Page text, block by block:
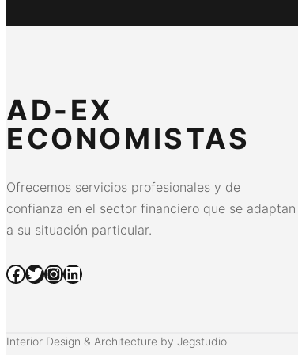
AD-EX
ECONOMISTAS
Ofrecemos servicios profesionales y de
confianza en el sector financiero que se adaptan
a su situación particular.
Facebook Twitter InstagramLinkedIn
Interior Design & Architecture by Jegstudio